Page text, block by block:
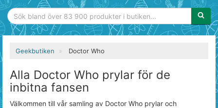
Geekbutiken Doctor Who
Alla Doctor Who prylar för de
inbitna fansen
Välkommen till vår samling av Doctor Who prylar och